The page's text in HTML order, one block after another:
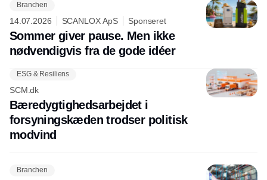
Branchen
14.07.2026 SCANLOX ApS Sponseret
Sommer giver pause. Men ikke
nødvendigvis fra de gode idéer
ESG & Resiliens
SCM.dk
Bæredygtighedsarbejdet i
forsyningskæden trodser politisk
modvind
Branchen